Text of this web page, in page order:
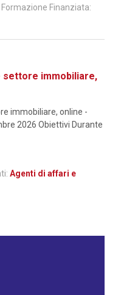
Formazione Finanziata:
settore immobiliare,
immobiliare, online -
2026 Obiettivi Durante
Agenti di affari e